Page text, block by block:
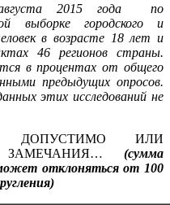
2015 года по
выборке городского и
в возрасте 18 лет и
46 регионов страны.
в процентах от общего
предыдущих опросов.
этих исследований не
ИЛИ
ЗАМЕЧАНИЯ… (сумма
отклоняться от 100